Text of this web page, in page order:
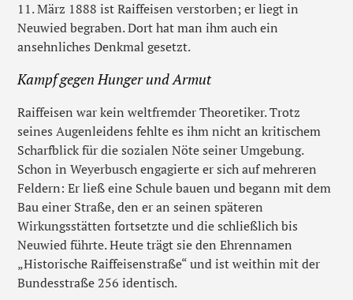
11. März 1888 ist Raiffeisen verstorben; er liegt in
Neuwied begraben. Dort hat man ihm auch ein
ansehnliches Denkmal gesetzt.
Kampf gegen Hunger und Armut
Raiffeisen war kein weltfremder Theoretiker. Trotz
seines Augenleidens fehlte es ihm nicht an kritischem
Scharfblick für die sozialen Nöte seiner Umgebung.
Schon in Weyerbusch engagierte er sich auf mehreren
Feldern: Er ließ eine Schule bauen und begann mit dem
Bau einer Straße, den er an seinen späteren
Wirkungsstätten fortsetzte und die schließlich bis
Neuwied führte. Heute trägt sie den Ehrennamen
„Historische Raiffeisenstraße“ und ist weithin mit der
Bundesstraße 256 identisch.